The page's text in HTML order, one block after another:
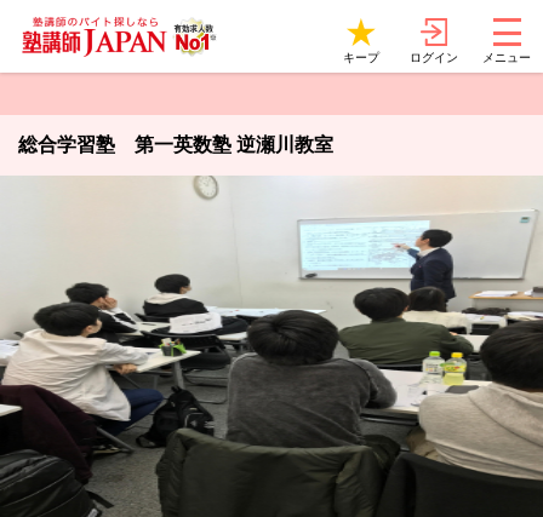
キープ ログイン メニュー
総合学習塾 第一英数塾 逆瀬川教室